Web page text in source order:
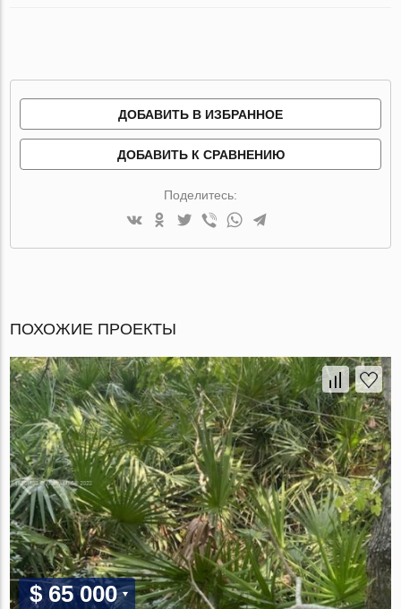
ДОБАВИТЬ В ИЗБРАННОЕ
ДОБАВИТЬ К СРАВНЕНИЮ
Поделитесь:
ПОХОЖИЕ ПРОЕКТЫ
$ 65 000